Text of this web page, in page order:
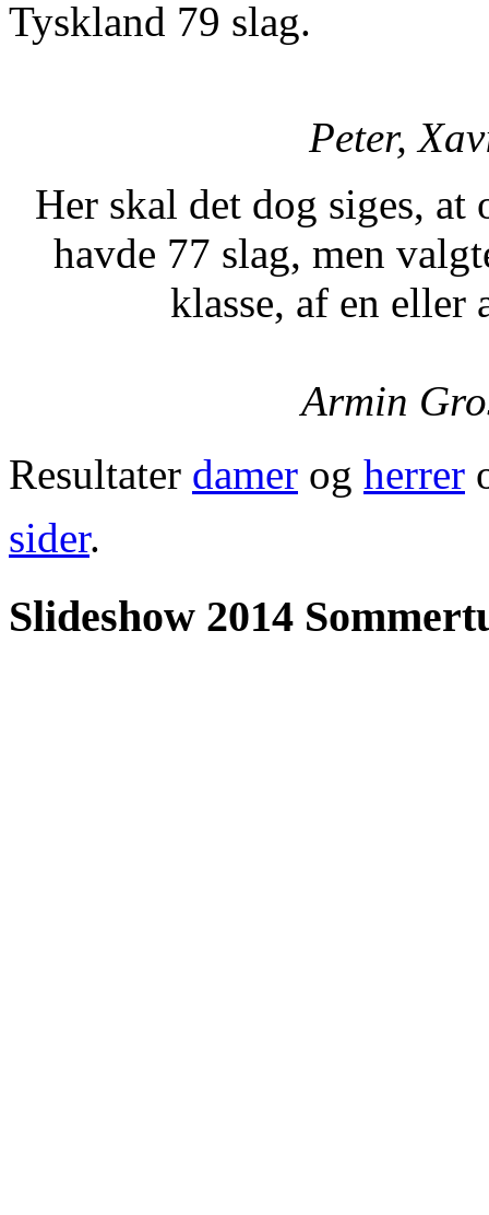
Tyskland 79 slag.
Peter,
Her skal det dog siges, at
havde 77 slag, men
klasse, af en eller
Armin
Resultater damer og herrer
sider.
Slideshow 2014